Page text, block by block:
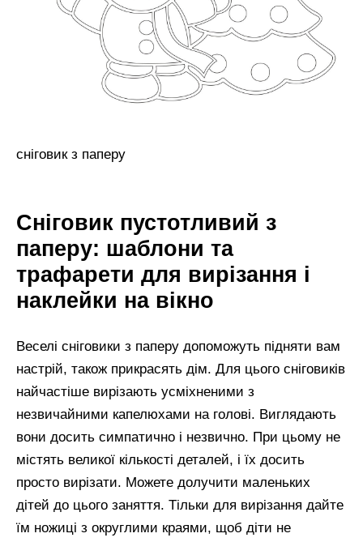
сніговик з паперу
Сніговик пустотливий з
паперу: шаблони та
трафарети для вирізання і
наклейки на вікно
Веселі сніговики з паперу допоможуть підняти вам
настрій, також прикрасять дім. Для цього сніговиків
найчастіше вирізають усміхненими з
незвичайними капелюхами на голові. Виглядають
вони досить симпатично і незвично. При цьому не
містять великої кількості деталей, і їх досить
просто вирізати. Можете долучити маленьких
дітей до цього заняття. Тільки для вирізання дайте
їм ножиці з округлими краями, щоб діти не